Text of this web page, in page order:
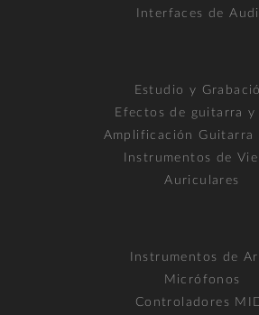
Interfaces de
Estudio y
Efectos de guitarra y
Amplificación Guitarra
Instrumentos de
Auriculares
Instrumentos de
Micrófonos
Controladores